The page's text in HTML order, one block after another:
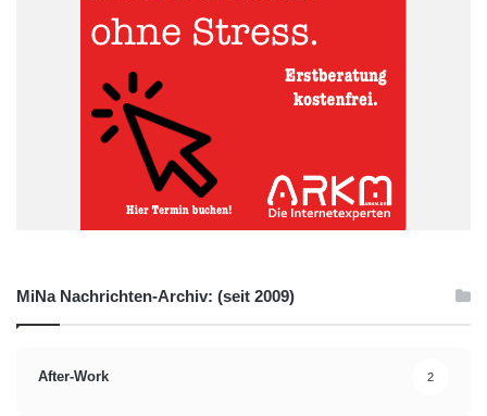
MiNa Nachrichten-Archiv: (seit 2009)
After-Work 2